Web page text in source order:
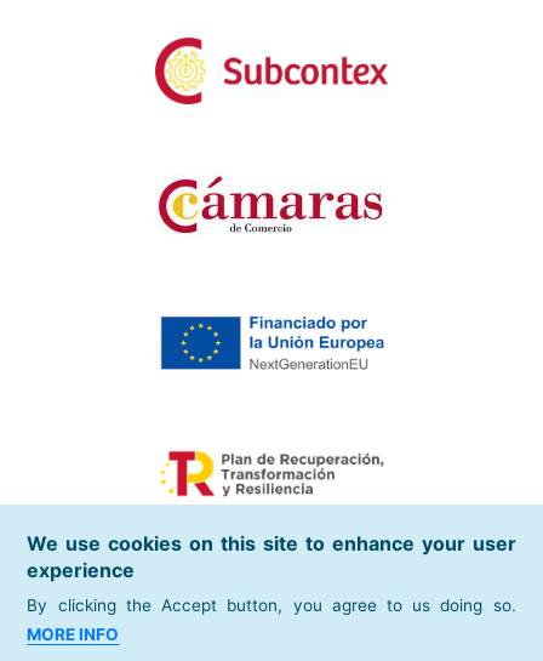
places of interest
We use cookies on this site to enhance your user
experience
By clicking the Accept button, you agree to us doing so.
MORE INFO